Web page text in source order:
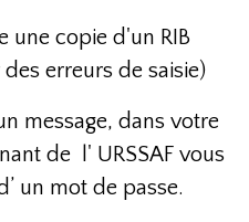
une copie d'un RIB
erreurs de saisie)
message, dans votre
de l' URSSAF vous
un mot de passe.